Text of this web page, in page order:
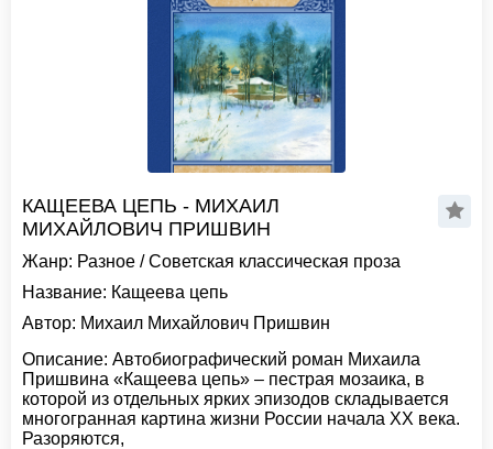
КАЩЕЕВА ЦЕПЬ - МИХАИЛ
МИХАЙЛОВИЧ ПРИШВИН
Жанр: Разное /Советская классическая проза
Название: Кащеева цепь
Автор: Михаил Михайлович Пришвин
Описание: Автобиографический роман Михаила
Пришвина «Кащеева цепь» – пестрая мозаика, в
которой из отдельных ярких эпизодов складывается
многогранная картина жизни России начала ХХ века.
Разоряются,